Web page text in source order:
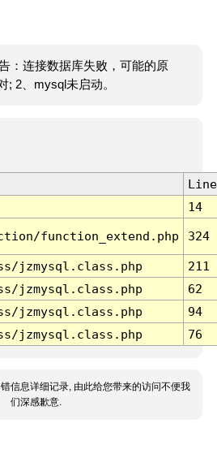
：连接数据库失败，可能的原
; 2、mysql未启动。
Line
14
function_extend.php 324
jzmysql.class.php
211
jzmysql.class.php
62
jzmysql.class.php
94
jzmysql.class.php 76
信息详细记录, 由此给您带来的访问不便我
们深感歉意.